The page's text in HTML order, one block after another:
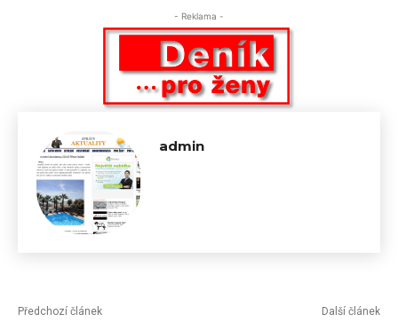
- Reklama -
admin
Předchozí článek Další článek